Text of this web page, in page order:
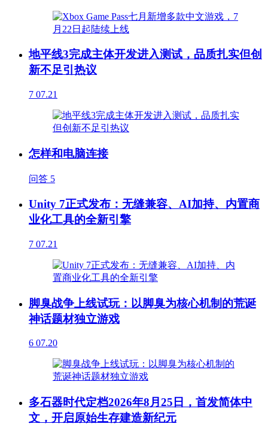
地平线3完成主体开发进入测试，品质扎实但创
新不足引热议
7 07.21
怎样和电脑连接
问答 5
Unity 7正式发布：无缝兼容、AI加持、内置商
业化工具的全新引擎
7 07.21
脚臭战争上线试玩：以脚臭为核心机制的荒诞
神话题材独立游戏
6 07.20
多石器时代定档2026年8月25日，首发简体中
文，开启原始生存建造新纪元